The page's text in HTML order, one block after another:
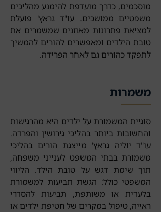
מוסכמים, כדרך מועדפת להימנע מהליכים
משפטיים ממושכים. עו"ד גראץ' פועלת
למציאת פתרונות מאוזנים שמשמרים את
טובת הילדים ומאפשרים להורים להמשיך
לתפקד כהורים גם לאחר הפרידה.
משמרות
סוגיית המשמורת על ילדים היא מהרגישות
והחשובות ביותר בהליכי גירושין והפרדה.
עו"ד יוליה גראץ' מייצגת הורים בהליכי
משמורת בבתי המשפט לענייני משפחה,
תוך שימת דגש על טובת הילד. הליווי
המשפטי כולל: הגשת תביעות למשמורת
בלעדית או משותפת, תביעות להסדרי
ראייה, טיפול במקרים של חטיפת ילדים או